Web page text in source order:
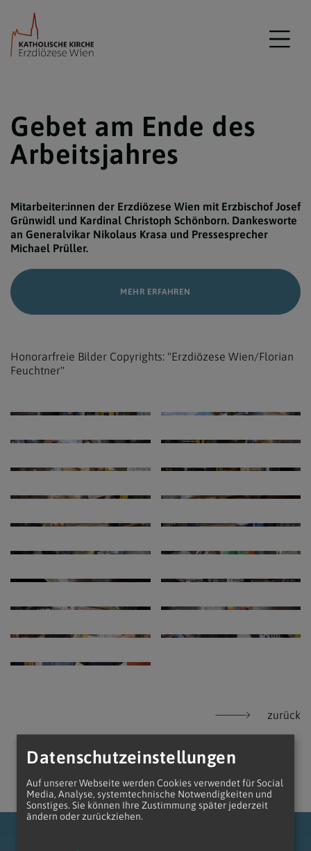
Gebet am Ende des
Arbeitsjahres
Mitarbeiter:innen der Erzdiözese Wien mit Erzbischof Josef
Grünwidl und Kardinal Christoph Schönborn. Dankesworte
an Generalvikar Nikolaus Krasa und Pressesprecher
Michael Prüller.
MEHR ERFAHREN
Honorarfreie Bilder Copyrights: "Erzdiözese Wien/Florian
Feuchtner"
zurück
Datenschutzeinstellungen
Auf unserer Webseite werden Cookies verwendet für Social
Media, Analyse, systemtechnische Notwendigkeiten und
Sonstiges. Sie können Ihre Zustimmung später jederzeit
ändern oder zurückziehen.